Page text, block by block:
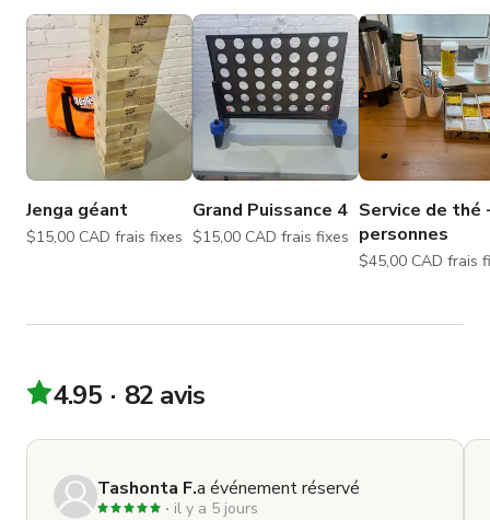
Jenga géant
$15,00 CAD frais fixes
Grand Puissance 4
$15,00 CAD frais fixes
Service de thé
personnes
$45,00 CAD
4.95 82 avis
Tashonta F.a événement réservé
il y a 5 jours